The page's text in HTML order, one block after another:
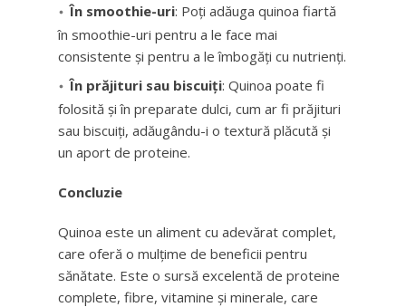
În smoothie-uri: Poți adăuga quinoa fiartă
în smoothie-uri pentru a le face mai
consistente și pentru a le îmbogăți cu nutrienți.
În prăjituri sau biscuiți: Quinoa poate fi
folosită și în preparate dulci, cum ar fi prăjituri
sau biscuiți, adăugându-i o textură plăcută și
un aport de proteine.
Concluzie
Quinoa este un aliment cu adevărat complet,
care oferă o mulțime de beneficii pentru
sănătate. Este o sursă excelentă de proteine
complete, fibre, vitamine și minerale, care